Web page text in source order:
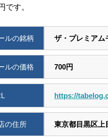
です。
ルの銘柄 ザ・プレミアム
ルの価格 700円
https://
の住所 東京都目黒区